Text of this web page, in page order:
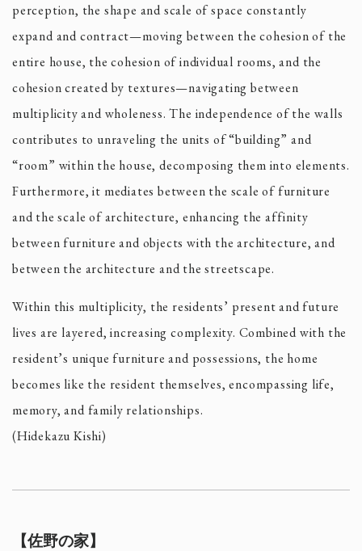
perception, the shape and scale of space constantly
expand and contract—moving between the cohesion of the
entire house, the cohesion of individual rooms, and the
cohesion created by textures—navigating between
multiplicity and wholeness. The independence of the walls
contributes to unraveling the units of “building” and
“room” within the house, decomposing them into elements.
Furthermore, it mediates between the scale of furniture
and the scale of architecture, enhancing the affinity
between furniture and objects with the architecture, and
between the architecture and the streetscape.
Within this multiplicity, the residents’ present and future
lives are layered, increasing complexity. Combined with the
resident’s unique furniture and possessions, the home
becomes like the resident themselves, encompassing life,
memory, and family relationships.
(Hidekazu Kishi)
【佐野の家】